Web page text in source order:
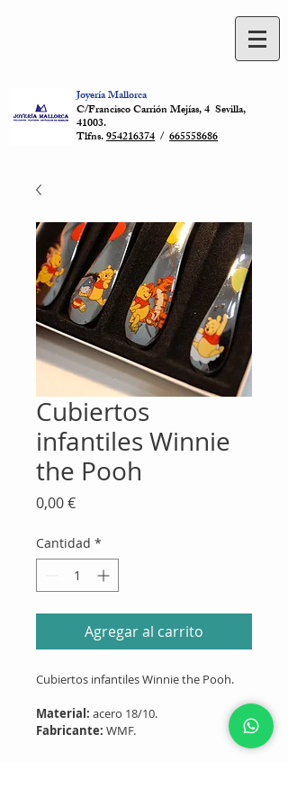
Joyería Mallorca
C/Francisco Carrión Mejías, 4 Sevilla,
41003.
Tlfns.954216374 / 665558686
Cubiertos
infantiles Winnie
the Pooh
0,00 €Precio
Cantidad *
Agregar al carrito
Cubiertos infantiles Winnie the Pooh.
Material: acero 18/10.
Fabricante: WMF.